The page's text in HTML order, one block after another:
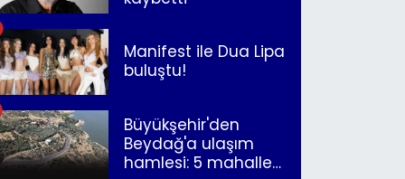
Manifest ile Dua Lipa
buluştu!
Büyükşehir'den
Beydağ'a ulaşım
hamlesi: 5 mahalle